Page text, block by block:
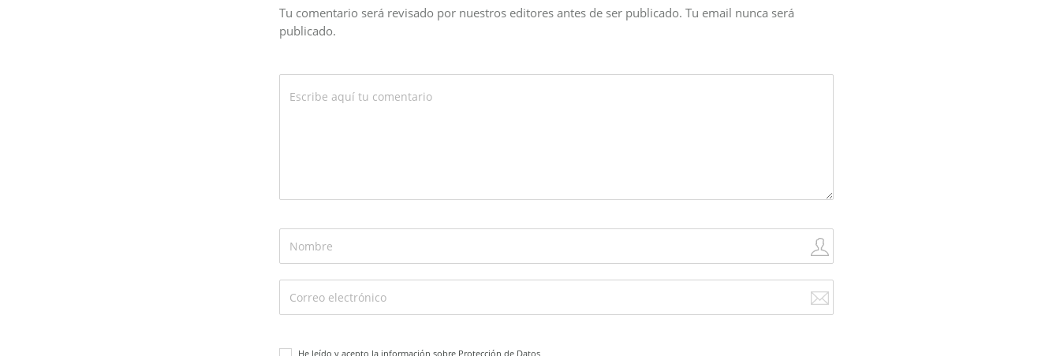
Tu comentario será revisado por nuestros editores antes de ser publicado. Tu email nunca será
publicado.
He leído y acepto la información sobre Protección de Datos